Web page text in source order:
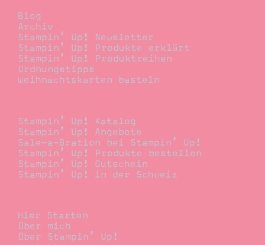
Blog
Archiv
Stampin’ Up! Newsletter
Stampin’ Up! Produkte erklärt
Stampin’ Up! Produktreihen
Ordnungstipps
Weihnachtskarten basteln
Stampin’ Up! Katalog
Stampin’ Up! Angebote
Sale-a-Bration bei Stampin’ Up!
Stampin’ Up! Produkte bestellen
Stampin’ Up! Gutschein
Stampin’ Up! in der Schweiz
Hier Starten
Über mich
Über Stampin’ Up!